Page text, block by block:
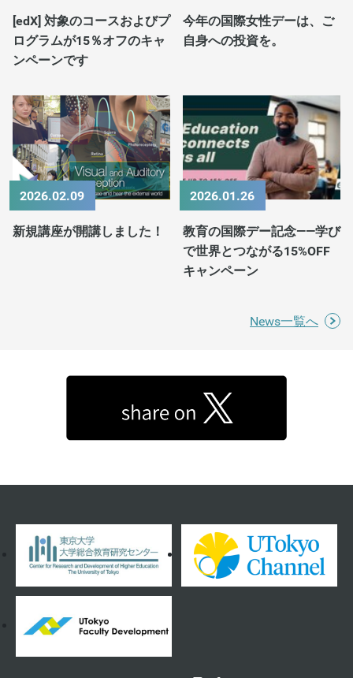
[edX] 対象のコースおよびプ
ログラムが15％オフのキャ
ンペーンです
今年の国際女性デーは、ご
自身への投資を。
2026.02.09
新規講座が開講しました！
2026.01.26
教育の国際デー記念——学び
で世界とつながる15%OFF
キャンペーン
News一覧へ